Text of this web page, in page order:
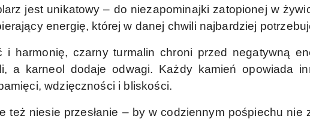
jest unikatowy – do niezapominajki zatopionej w
energię, której w danej chwili najbardziej
i harmonię, czarny turmalin chroni przed negatywną
a karneol dodaje odwagi. Każdy kamień opowiada
wdzięczności i bliskości.
też niesie przesłanie – by w codziennym pośpiechu nie